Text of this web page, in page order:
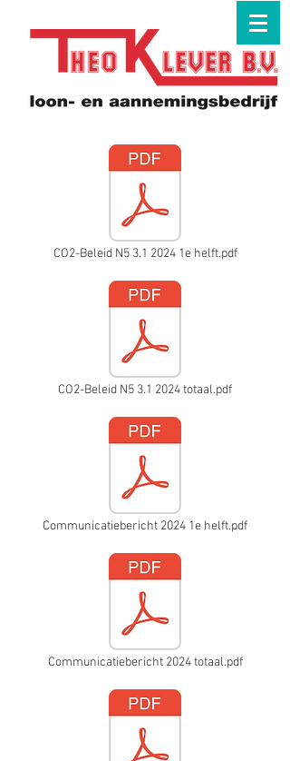
CO2-Beleid N5 3.1 2024 1e helft.pdf
CO2-Beleid N5 3.1 2024 totaal.pdf
Communicatiebericht 2024 1e helft.pdf
Communicatiebericht 2024 totaal.pdf